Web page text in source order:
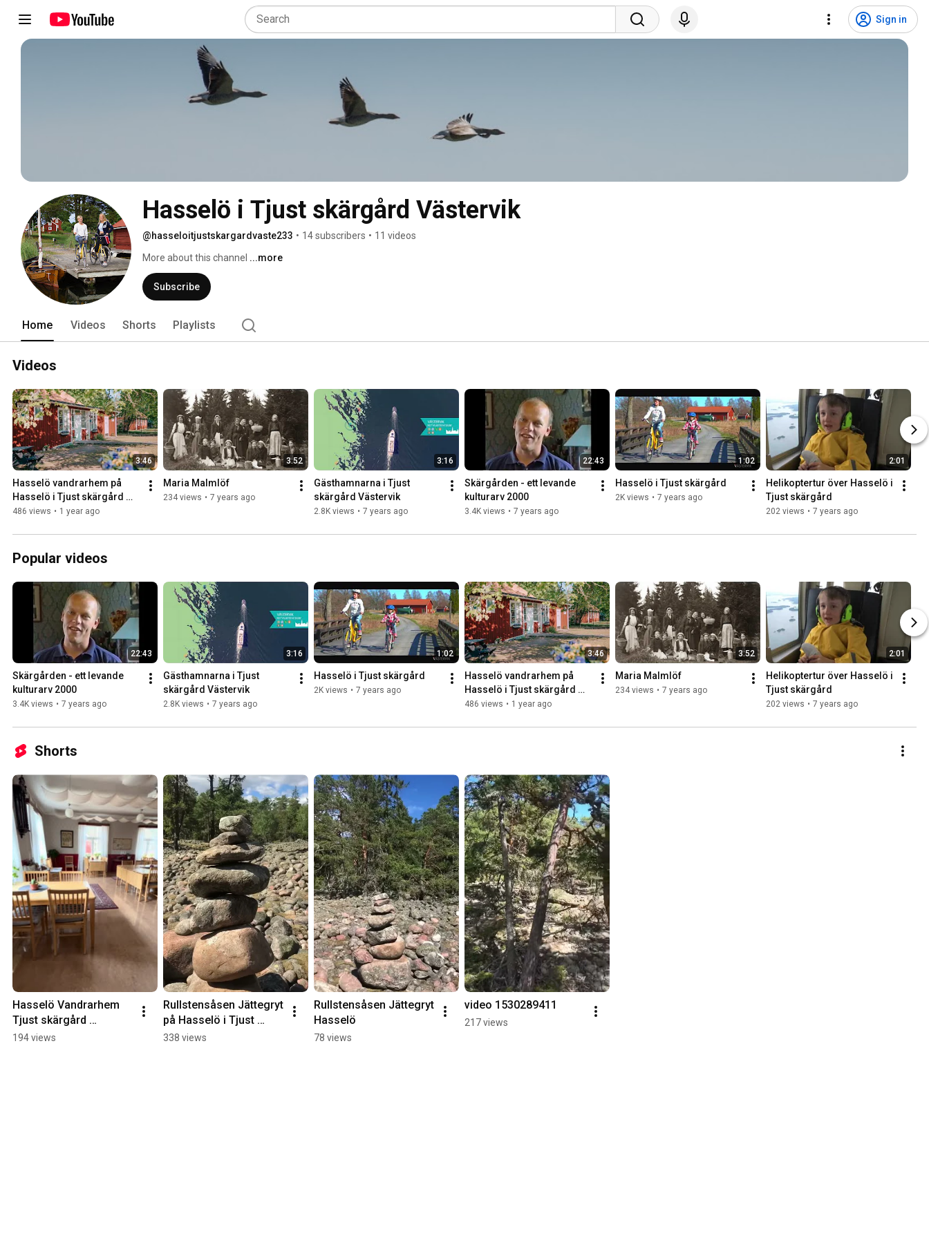
Sign in
Hasselö i Tjust skärgård Västervik
@hasseloitjustskargardvaste233 • 14 subscribers • 11 videos
More about this channel ...more
Subscribe
Home Videos Shorts Playlists
Videos
3:46
Hasselö vandrarhem på
Hasselö i Tjust skärgård
utanför Västervik och
486 views • 1 year ago
3:52
Maria Malmlöf
234 views • 7 years ago
3:16
Gästhamnarna i Tjust
skärgård Västervik
2.8K views • 7 years ago
22:43
Skärgården - ett levande
kulturarv 2000
3.4K views • 7 years ago
1:02
Hasselö i Tjust skärgård
2K views • 7 years ago
2:01
Helikoptertur över Hasselö i
Tjust skärgård
202 views • 7 years ago
Popular videos
22:43
Skärgården - ett levande
kulturarv 2000
3.4K views • 7 years ago
3:16
Gästhamnarna i Tjust
skärgård Västervik
2.8K views • 7 years ago
1:02
Hasselö i Tjust skärgård
2K views • 7 years ago
3:46
Hasselö vandrarhem på
Hasselö i Tjust skärgård
utanför Västervik och
486 views • 1 year ago
3:52
Maria Malmlöf
234 views • 7 years ago
2:01
Helikoptertur över Hasselö i
Tjust skärgård
202 views • 7 years ago
Shorts
Hasselö Vandrarhem
Tjust skärgård
Västervik Loftahammar
194 views
Rullstensåsen Jättegryt
på Hasselö i Tjust
skärgård Västervik
338 views
Rullstensåsen Jättegryt
Hasselö
78 views
video 1530289411
217 views